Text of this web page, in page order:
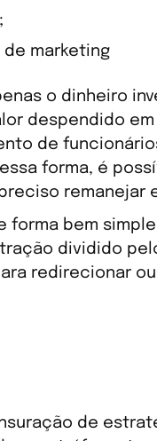
marketing
o dinheiro
despendido
de
forma, é
remanejar
forma bem
dividido
redirecionar
de